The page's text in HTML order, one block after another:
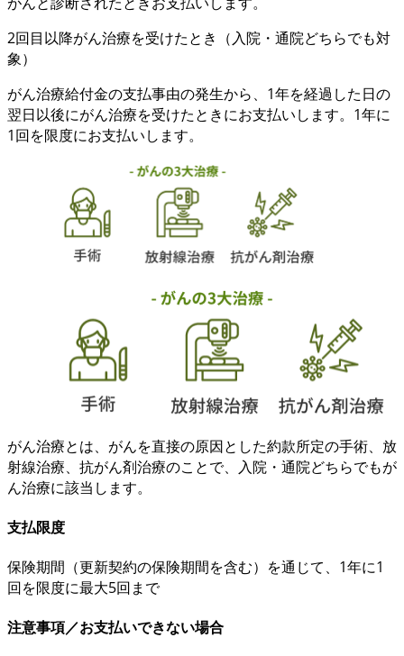
2回目以降がん治療を受けたとき （入院・通院どちらでも対
象）
がん治療給付金の支払事由の発生から、 1年を経過した日の
翌日以後にがん治療を受けたときにお支払いします。1年に
1回を限度にお支払いします。
がん治療とは、 がんを直接の原因とした約款所定の手術、放
射線治療、抗がん剤治療のことで、 入院・通院どちらでもが
ん治療に該当します。
支払限度
保険期間（更新契約の保険期間を含む）を通じて、 1年に1
回を限度に最大5回まで
注意事項／お支払いできない場合